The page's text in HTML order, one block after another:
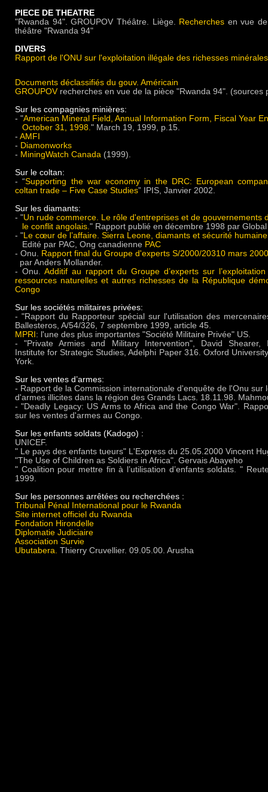
PIECE DE THEATRE
"Rwanda 94". GROUPOV Théâtre. Liège. Recherches en vue
théâtre "Rwanda 94"
DIVERS
Rapport de l'ONU sur l'exploitation illégale des richesses
Documents déclassifiés du gouv. Américain
GROUPOVrecherches en vue de la pièce "Rwanda 94". (sources
Sur les compagnies minières:
- "American Mineral Field, Annual Information Form, Fiscal Year
October 31, 1998." March 19, 1999, p.15.
- AMFI
- Diamonworks
- MiningWatch Canada (1999).
Sur le coltan:
- “Supporting the war economy in the DRC: European
coltan trade – Five Case Studies” IPIS, Janvier 2002.
Sur les diamants:
- "Un rude commerce. Le rôle d'entreprises et de gouvernements
le conflit angolais." Rapport publié en décembre 1998 par
- "Le cœur de l’affaire. Sierra Leone, diamants et sécurité humaine
Edité par PAC, Ong canadienne PAC
- Onu. Rapport final du Groupe d'experts S/2000/20310 mars 2000
par Anders Mollander.
- Onu. Additif au rapport du Groupe d’experts sur
ressources naturelles et autres richesses de la République
Congo
Sur les sociétés militaires privées:
- "Rapport du Rapporteur spécial sur l'utilisation des
Ballesteros, A/54/326, 7 septembre 1999, article 45.
MPRI : l'une des plus importantes "Société Militaire Privée" US.
- "Private Armies and Military Intervention", David Shearer,
Institute for Strategic Studies, Adelphi Paper 316. Oxford
York.
Sur les ventes d’armes:
- Rapport de la Commission internationale d'enquête de l'Onu sur
d'armes illicites dans la région des Grands Lacs. 18.11.98.
- "Deadly Legacy: US Arms to Africa and the Congo War".
sur les ventes d'armes au Congo.
Sur les enfants soldats (Kadogo) :
UNICEF.
" Le pays des enfants tueurs" L'Express du 25.05.2000 Vincent
"The Use of Children as Soldiers in Africa". Gervais Abayeho
" Coalition pour mettre fin à l’utilisation d’enfants soldats. "
1999.
Sur les personnes arrêtées ou recherchées :
Tribunal Pénal International pour le Rwanda
Site internet officiel du Rwanda
Fondation Hirondelle
Diplomatie Judiciaire
Association Survie
Ubutabera. Thierry Cruvellier. 09.05.00. Arusha